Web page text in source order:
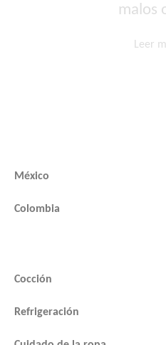
malos
Leer
México
Colombia
Cocción
Refrigeración